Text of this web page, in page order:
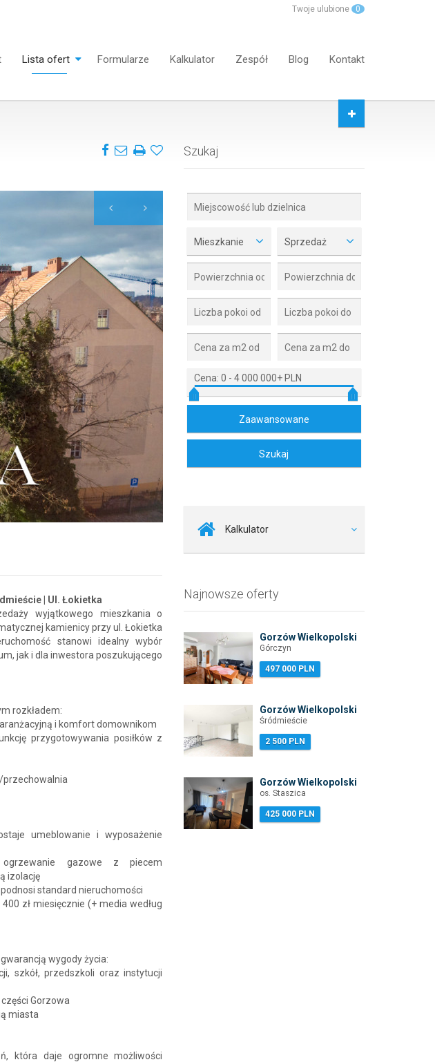
Twoje ulubione 0
Lista ofert Formularze Kalkulator Zespół Blog Kontakt
| Ul. Łokietka
wyjątkowego mieszkania o
kamienicy przy ul. Łokietka
stanowi idealny wybór
jak i dla inwestora poszukującego
rozkładem:
i komfort domownikom
przygotowywania posiłków z
przechowalnia
umeblowanie i wyposażenie
ogrzewanie gazowe z piecem
izolację
standard nieruchomości
zł miesięcznie (+ media według
wygody życia:
szkół, przedszkoli oraz instytucji
Gorzowa
miasta
która daje ogromne możliwości
Szukaj
Mieszkanie Sprzedaż
Cena: 0 - 4 000 000+ PLN
Kalkulator
Najnowsze oferty
Gorzów Wielkopolski
Górczyn
497 000 PLN
Gorzów Wielkopolski
Śródmieście
2 500 PLN
Gorzów Wielkopolski
os. Staszica
425 000 PLN